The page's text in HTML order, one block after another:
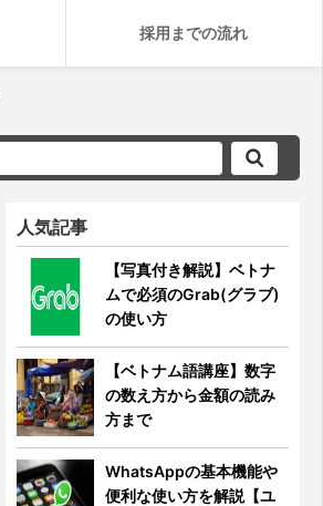
採用までの流れ
人気記事
【写真付き解説】ベトナ
ムで必須のGrab(グラブ)
の使い方
【ベトナム語講座】数字
の数え方から金額の読み
方まで
WhatsAppの基本機能や
便利な使い方を解説【ユ